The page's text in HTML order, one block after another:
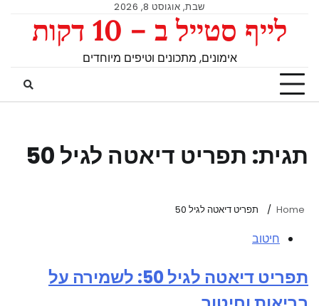
שבת, אוגוסט 8, 2026
לייף סטייל ב – 10 דקות
אימונים, מתכונים וטיפים מיוחדים
תגית: תפריט דיאטה לגיל 50
Home תפריט דיאטה לגיל 50
חיטוב
תפריט דיאטה לגיל 50: לשמירה על